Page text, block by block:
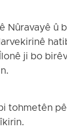
Nûravayê û
ji bo
tohmetên